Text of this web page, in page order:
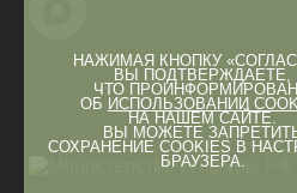
НАЖИМАЯ КНОПКУ
ВЫ ПОДТВЕРЖДАЕТЕ,
ЧТО
ОБ ИСПОЛЬЗОВАНИИ
НА НАШЕМ САЙТЕ.
ВЫ МОЖЕТЕ
СОХРАНЕНИЕ COOKIES В
БРАУЗЕРА.